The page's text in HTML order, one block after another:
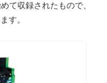
て収録されたもので、
す。